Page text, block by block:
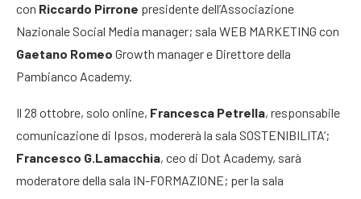
con Riccardo Pirrone presidente dell’Associazione
Nazionale Social Media manager; sala WEB MARKETING con
Gaetano Romeo Growth manager e Direttore della
Pambianco Academy.
Il 28 ottobre, solo online, Francesca Petrella, responsabile
comunicazione di Ipsos, modererà la sala SOSTENIBILITA’;
Francesco G.Lamacchia, ceo di Dot Academy, sarà
moderatore della sala IN-FORMAZIONE; per la sala